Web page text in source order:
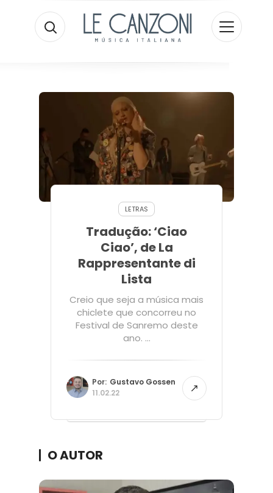
LETRAS
Tradução: ‘Ciao
Ciao’, de La
Rappresentante di
Lista
Creio que seja a música mais
chiclete que concorreu no
Festival de Sanremo deste
ano. ...
Por: Gustavo Gossen
11.02.22
O AUTOR